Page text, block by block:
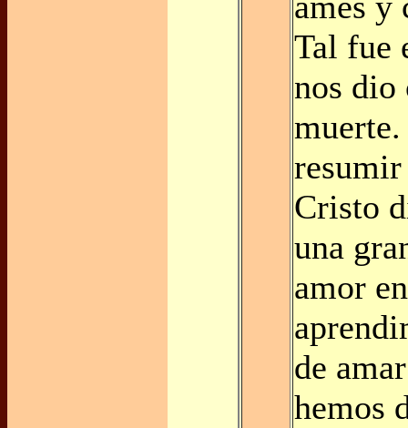
Tal fue
nos dio
Cristo
una
amor
de
hemos